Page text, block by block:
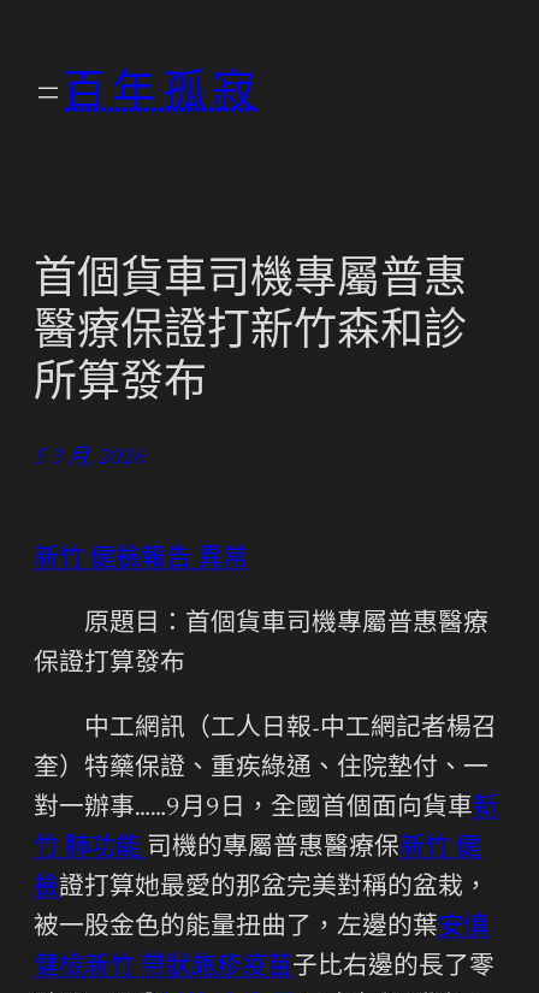
百年孤寂
首個貨車司機專屬普惠
醫療保證打新竹森和診
所算發布
5 3 月, 2026
新竹 健檢報告 異常
原題目：首個貨車司機專屬普惠醫療
保證打算發布
中工網訊（工人日報-中工網記者楊召
奎）特藥保證、重疾綠通、住院墊付、一
對一辦事……9月9日，全國首個面向貨車新
竹 肺功能 司機的專屬普惠醫療保新竹 健
檢證打算她最愛的那盆完美對稱的盆栽，
被一股金色的能量扭曲了，左邊的葉安慎
健檢新竹 帶狀皰疹疫苗子比右邊的長了零